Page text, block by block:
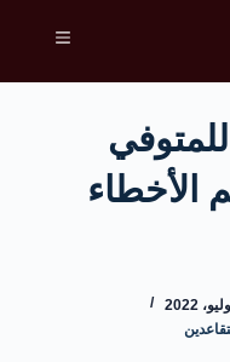
الأخطاء